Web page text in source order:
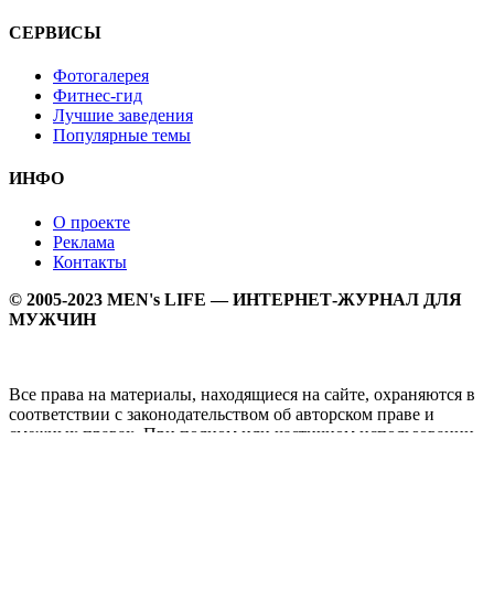
СЕРВИСЫ
Фотогалерея
Фитнес-гид
Лучшие заведения
Популярные темы
ИНФО
О проекте
Реклама
Контакты
© 2005-2023 MEN's LIFE — ИНТЕРНЕТ-ЖУРНАЛ ДЛЯ
МУЖЧИН
Все права на материалы, находящиеся на сайте, охраняются в
соответствии с законодательством об авторском праве и
смежных правах. При полном или частичном использовании